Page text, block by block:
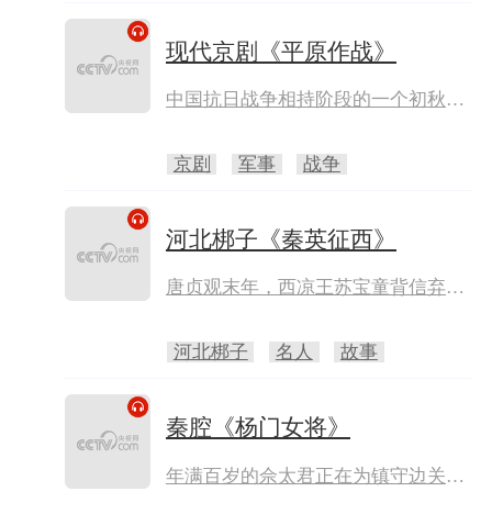
老夫人赖婚，要二人兄妹相称，二人
不甘忍受礼教束缚，在红娘帮助下，
几经挫折，终成眷属。
现代京剧《平原作战》
中国抗日战争相持阶段的一个初秋，
荡”。我军主力为完成诱敌深入、各
个歼灭的作战计划，特派排长赵勇刚
线开展游击战，以牵制敌之援军龟田
大队。赵永刚密切联系群众，英勇机
智，紧紧地依靠着以李胜为代表的基
层党组织，依靠着张大娘、小英等抗
寇。
京剧 军事 战争
河北梆子《秦英征西》
唐贞观末年，西凉王苏宝童背信弃约
阳城。唐太宗命驸马秦怀玉率大将罗
通出战，罗通为国捐躯，秦怀玉身负
詹沛，詹沛之女太宗妃子詹翠屏上殿
动本欲将秦英斩首。经秦英母银屏公
主、银屏母长孙皇后出面调解，太宗
始命秦英出征，以乾坤神带大破火龙
河北梆子 名人 故事
秦腔《杨门女将》
年满百岁的佘太君正在为镇守边关的